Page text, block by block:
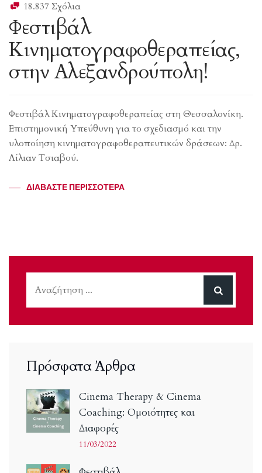
18.837 Σχόλια
Φεστιβάλ
Κινηματογραφοθεραπείας,
στην Αλεξανδρούπολη!
Φεστιβάλ Κινηματογραφοθεραπείας στη Θεσσαλονίκη.
Επιστημονική Υπεύθυνη για το σχεδιασμό και την
υλοποίηση κινηματογραφοθεραπευτικών δράσεων: Δρ.
Λίλιαν Τσιαβού.
ΔΙΑΒΆΣΤΕ ΠΕΡΙΣΣΌΤΕΡΑ
Πρόσφατα Άρθρα
Cinema Therapy & Cinema
Coaching: Ομοιότητες και
Διαφορές
11/03/2022